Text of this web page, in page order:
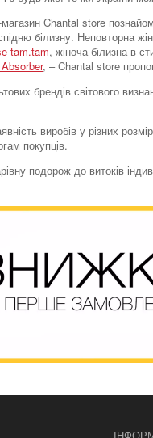
магазин Chantal store
білизну. Неповторна
tam.tam, жіноча білизна в
, – Chantal store
брендів світового
виробів у різних
покупців.
подорож до витоків